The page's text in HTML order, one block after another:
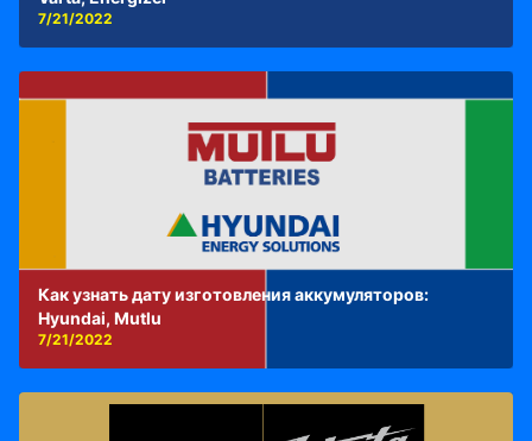
7/21/2022
Как узнать дату изготовления аккумуляторов:
Hyundai, Mutlu
7/21/2022